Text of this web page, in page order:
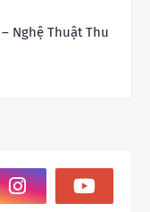
Nghệ Thuật Thu